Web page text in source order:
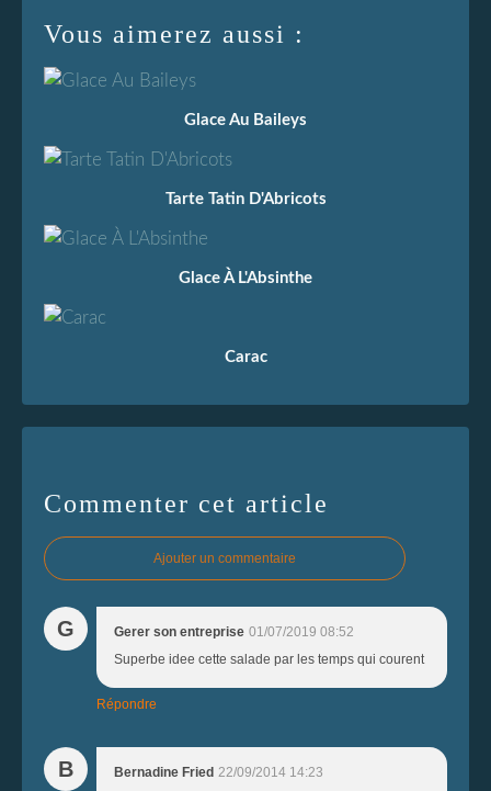
Vous aimerez aussi :
Glace Au Baileys
Tarte Tatin D'Abricots
Glace À L'Absinthe
Carac
Commenter cet article
Ajouter un commentaire
G Gerer son entreprise 01/07/2019 08:52
Superbe idee cette salade par les temps qui courent
Répondre
B Bernadine Fried 22/09/2014 14:23